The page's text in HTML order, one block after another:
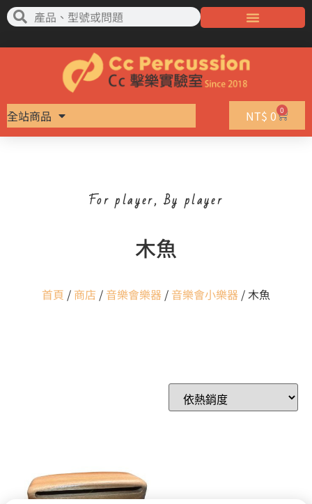
全站商品 NT$ 0 0
For player, By player
木魚
首頁 / 商店 / 音樂會樂器 / 音樂會小樂器 / 木魚